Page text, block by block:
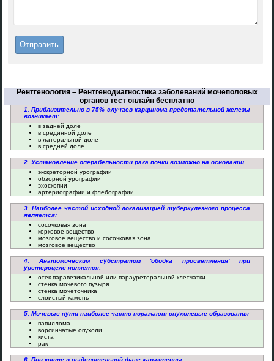
Рентгенология – Рентгенодиагностика заболеваний мочеполовых
органов тест онлайн бесплатно
1. Приблизительно в 75% случаев карцинома предстательной железы
возникает:
в задней доле
в срединной доле
в латеральной доле
в средней доле
2. Установление операбельности рака почки возможно на основании
экскреторной урографии
обзорной урографии
эхоскопии
артериографии и флебографии
3. Наиболее частой исходной локализацией туберкулезного процесса
является:
сосочковая зона
корковое вещество
мозговое вещество и сосочковая зона
мозговое вещество
4. Анатомическим субстратом 'ободка просветления' при
уретероцеле является:
отек паравезикальной или парауретеральной клетчатки
стенка мочевого пузыря
стенка мочеточника
слоистый камень
5. Мочевые пути наиболее часто поражают опухолевые образования
папиллома
ворсинчатые опухоли
киста
рак
6. При кисте в выделительной фазе характерны: